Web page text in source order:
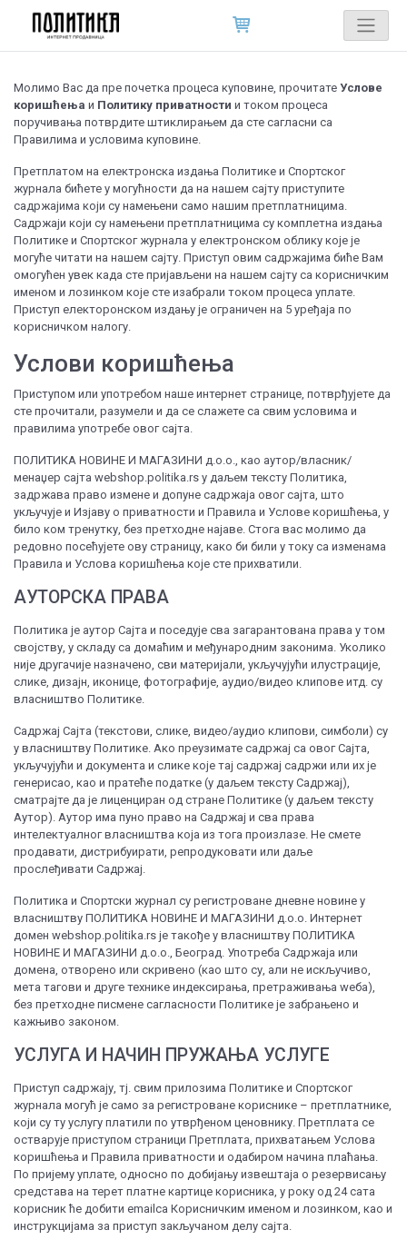
Молимо Вас да пре почетка процеса куповине, прочитате Услове
коришћења и Политику приватности и током процеса
поручивања потврдите штиклирањем да сте сагласни са
Правилима и условима куповине.
Претплатом на електронска издања Политике и Спортског
журнала бићете у могућности да на нашем сајту приступите
садржајима који су намењени само нашим претплатницима.
Садржаји који су намењени претплатницима су комплетна издања
Политике и Спортског журнала у електронском облику које је
могуће читати на нашем сајту. Приступ овим садржајима биће Вам
омогућен увек када сте пријављени на нашем сајту са корисничким
именом и лозинком које сте изабрали током процеса уплате.
Приступ електоронском издању је ограничен на 5 уређаја по
корисничком налогу.
Услови коришћења
Приступом или употребом наше интернет странице, потврђујете да
сте прочитали, разумели и да се слажете са свим условима и
правилима употребе овог сајта.
ПОЛИТИКА НОВИНЕ И МАГАЗИНИ д.о.о., као аутор/власник/
менаџер сајта webshop.politika.rs у даљем тексту Политика,
задржава право измене и допуне садржаја овог сајта, што
укључује и Изјаву о приватности и Правила и Услове коришћења, у
било ком тренутку, без претходне најаве. Стога вас молимо да
редовно посећујете ову страницу, како би били у току са изменама
Правила и Услова коришћења које сте прихватили.
АУТОРСКА ПРАВА
Политика је аутор Сајта и поседује сва загарантована права у том
својству, у складу са домаћим и међународним законима. Уколико
није другачије назначено, сви материјали, укључујући илустрације,
слике, дизајн, иконице, фотографије, аудио/видео клипове итд. су
власништво Политике.
Садржај Сајта (текстови, слике, видео/аудио клипови, симболи) су
у власништву Политике. Ако преузимате садржај са овог Сајта,
укључујући и документа и слике које тај садржај садржи или их је
генерисао, као и пратеће податке (у даљем тексту Садржај),
сматрајте да је лиценциран од стране Политике (у даљем тексту
Аутор). Аутор има пуно право на Садржај и сва права
интелектуалног власништва која из тога произлазе. Не смете
продавати, дистрибуирати, репродуковати или даље
прослеђивати Садржај.
Политика и Спортски журнал су регистроване дневне новине у
власништву ПОЛИТИКА НОВИНЕ И МАГАЗИНИ д.о.о. Интернет
домен webshop.politika.rs је такође у власништву ПОЛИТИКА
НОВИНЕ И МАГАЗИНИ д.о.о., Београд. Употреба Садржаја или
домена, отворено или скривено (као што су, али не искључиво,
мета тагови и друге технике индексирања, претраживања wеба),
без претходне писмене сагласности Политике је забрањено и
кажњиво законом.
УСЛУГА И НАЧИН ПРУЖАЊА УСЛУГЕ
Приступ садржају, тј. свим прилозима Политике и Спортског
журнала могућ је само за регистроване кориснике – претплатнике,
који су ту услугу платили по утврђеном ценовнику. Претплата се
остварује приступом страници Претплата, прихватањем Услова
коришћења и Правила приватности и одабиром начина плаћања.
По пријему уплате, односно по добијању извештаја о резервисању
средстава на терет платне картице корисника, у року од 24 сата
корисник ће добити еmailса Корисничким именом и лозинком, као и
инструкцијама за приступ закључаном делу сајта.